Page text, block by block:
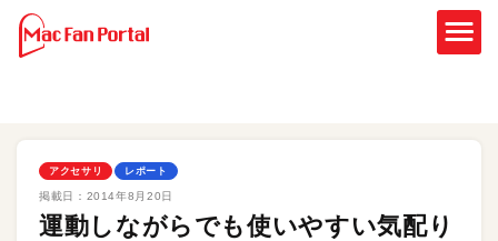
アクセサリ レポート
掲載日： 2014年8月20日
運動しながらでも使いやすい気配り